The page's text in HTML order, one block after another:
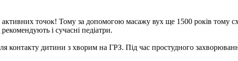
точок! Тому за допомогою масажу вух ще 1500 років тому
і сучасні педіатри.
контакту дитини з хворим на ГРЗ. Під час простудного